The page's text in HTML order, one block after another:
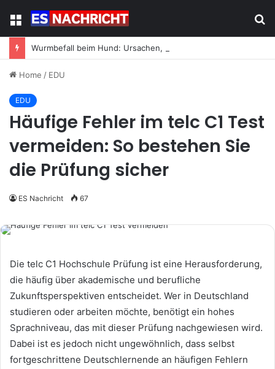
Menu
Home / EDU
EDU
Häufige Fehler im telc C1 Test
vermeiden: So bestehen Sie
die Prüfung sicher
ES Nachricht 67
Die telc C1 Hochschule Prüfung ist eine Herausforderung,
die häufig über akademische und berufliche
Zukunftsperspektiven entscheidet. Wer in Deutschland
studieren oder arbeiten möchte, benötigt ein hohes
Sprachniveau, das mit dieser Prüfung nachgewiesen wird.
Dabei ist es jedoch nicht ungewöhnlich, dass selbst
fortgeschrittene Deutschlernende an häufigen Fehlern